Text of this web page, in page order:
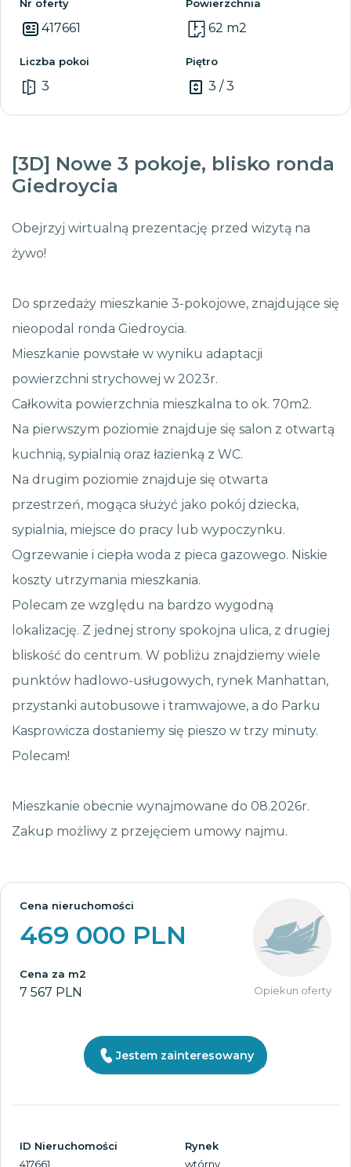
Nr oferty
417661
Powierzchnia
62 m2
Liczba pokoi
3
Piętro
3 / 3
[3D] Nowe 3 pokoje, blisko ronda
Giedroycia
Obejrzyj wirtualną prezentację przed wizytą na
żywo!
Do sprzedaży mieszkanie 3-pokojowe, znajdujące się
nieopodal ronda Giedroycia.
Mieszkanie powstałe w wyniku adaptacji
powierzchni strychowej w 2023r.
Całkowita powierzchnia mieszkalna to ok. 70m2.
Na pierwszym poziomie znajduje się salon z otwartą
kuchnią, sypialnią oraz łazienką z WC.
Na drugim poziomie znajduje się otwarta
przestrzeń, mogąca służyć jako pokój dziecka,
sypialnia, miejsce do pracy lub wypoczynku.
Ogrzewanie i ciepła woda z pieca gazowego. Niskie
koszty utrzymania mieszkania.
Polecam ze względu na bardzo wygodną
lokalizację. Z jednej strony spokojna ulica, z drugiej
bliskość do centrum. W pobliżu znajdziemy wiele
punktów hadlowo-usługowych, rynek Manhattan,
przystanki autobusowe i tramwajowe, a do Parku
Kasprowicza dostaniemy się pieszo w trzy minuty.
Polecam!
Mieszkanie obecnie wynajmowane do 08.2026r.
Zakup możliwy z przejęciem umowy najmu.
Cena nieruchomości
469 000 PLN
Cena za m2
7 567 PLN Opiekun oferty
Jestem zainteresowany
ID Nieruchomości
417661
Rynek
wtórny